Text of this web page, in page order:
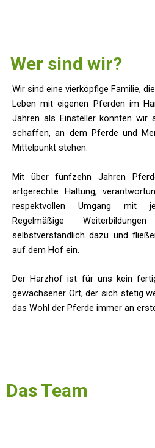
Wer sind wir?
Wir sind eine vierköpfige Familie,
Leben mit eigenen Pferden im
Jahren als Einsteller konnten wir
schaffen, an dem Pferde und
Mittelpunkt stehen.
Mit über fünfzehn Jahren
artgerechte Haltung,
respektvollen Umgang mit
Regelmäßige
selbstverständlich dazu und
auf dem Hof ein.
Der Harzhof ist für uns kein
gewachsener Ort, der sich stetig
das Wohl der Pferde immer an
Das Team